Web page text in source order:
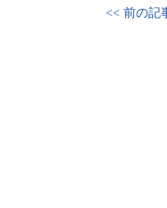
<< 前の記